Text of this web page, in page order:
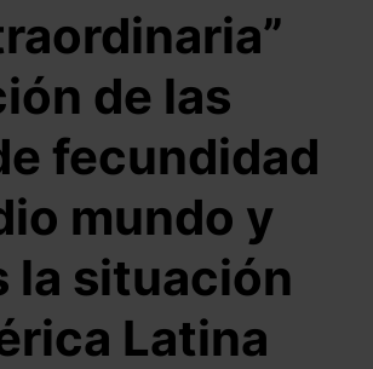
de las
fecundidad
mundo y
la situación
Latina